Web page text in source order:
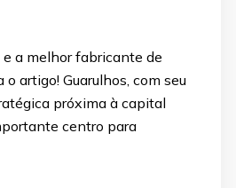
a melhor fabricante de
artigo! Guarulhos, com seu
próxima à capital
centro para